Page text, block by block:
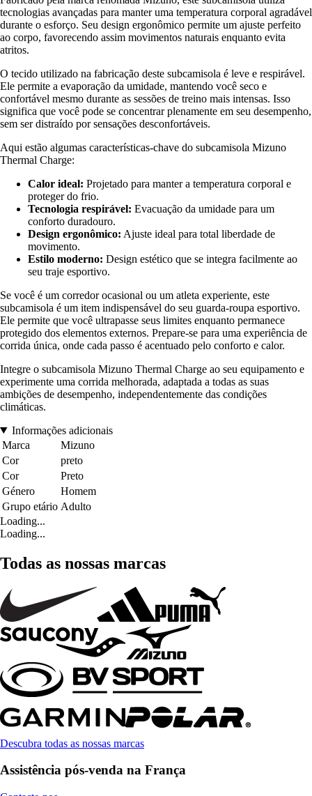
tecnologias avançadas para manter uma temperatura corporal agradável
durante o esforço. Seu design ergonômico permite um ajuste perfeito
ao corpo, favorecendo assim movimentos naturais enquanto evita
atritos.
O tecido utilizado na fabricação deste subcamisola é leve e respirável.
Ele permite a evaporação da umidade, mantendo você seco e
confortável mesmo durante as sessões de treino mais intensas. Isso
significa que você pode se concentrar plenamente em seu desempenho,
sem ser distraído por sensações desconfortáveis.
Aqui estão algumas características-chave do subcamisola Mizuno
Thermal Charge:
Calor ideal: Projetado para manter a temperatura corporal e
proteger do frio.
Tecnologia respirável: Evacuação da umidade para um
conforto duradouro.
Design ergonômico: Ajuste ideal para total liberdade de
movimento.
Estilo moderno: Design estético que se integra facilmente ao
seu traje esportivo.
Se você é um corredor ocasional ou um atleta experiente, este
subcamisola é um item indispensável do seu guarda-roupa esportivo.
Ele permite que você ultrapasse seus limites enquanto permanece
protegido dos elementos externos. Prepare-se para uma experiência de
corrida única, onde cada passo é acentuado pelo conforto e calor.
Integre o subcamisola Mizuno Thermal Charge ao seu equipamento e
experimente uma corrida melhorada, adaptada a todas as suas
ambições de desempenho, independentemente das condições
climáticas.
Informações adicionais
Marca
Mizuno
Cor
preto
Cor
Preto
Género
Homem
Grupo etário Adulto
Loading...
Loading...
Todas as nossas marcas
Descubra todas as nossas marcas
Assistência pós-venda na França